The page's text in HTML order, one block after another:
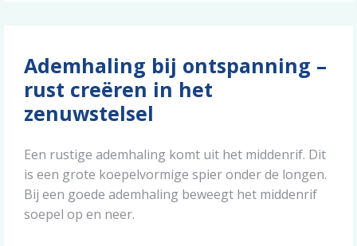
Ademhaling bij ontspanning –
rust creëren in het
zenuwstelsel
Een rustige ademhaling komt uit het middenrif. Dit
is een grote koepelvormige spier onder de longen.
Bij een goede ademhaling beweegt het middenrif
soepel op en neer.